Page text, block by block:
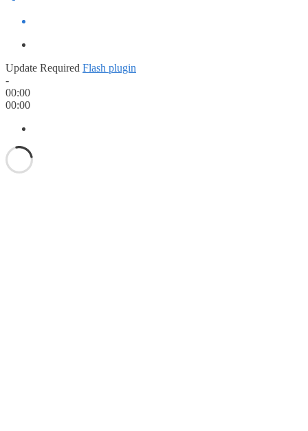
Update Required Flash plugin
-
00:00
00:00